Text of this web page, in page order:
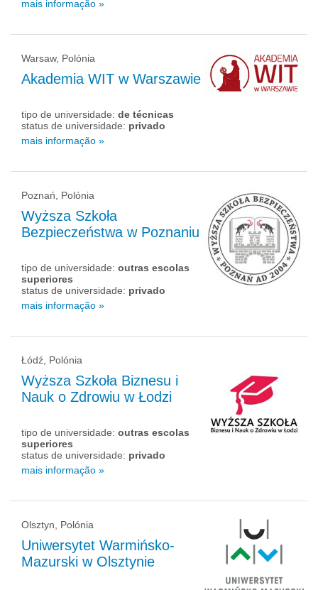
mais informação »
Warsaw, Polónia
Akademia WIT w Warszawie
tipo de universidade: de técnicas
status de universidade: privado
mais informação »
Poznań, Polónia
Wyższa Szkoła
Bezpieczeństwa w Poznaniu
tipo de universidade: outras escolas
superiores
status de universidade: privado
mais informação »
Łódź, Polónia
Wyższa Szkoła Biznesu i
Nauk o Zdrowiu w Łodzi
tipo de universidade: outras escolas
superiores
status de universidade: privado
mais informação »
Olsztyn, Polónia
Uniwersytet Warmińsko-
Mazurski w Olsztynie